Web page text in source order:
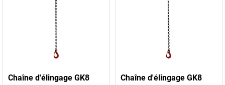
Chaîne d'élingage GK8 Chaîne d'élingage GK8